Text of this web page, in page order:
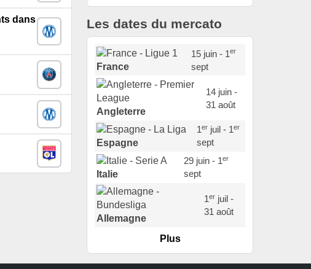
dans
Les dates du mercato
France
15 juin - 1er
sept
Angleterre
14 juin -
31 août
Espagne
1erjuil - 1er
sept
Italie
29 juin - 1er
sept
Allemagne
1erjuil -
31 août
Portugal
15 sept
Plus